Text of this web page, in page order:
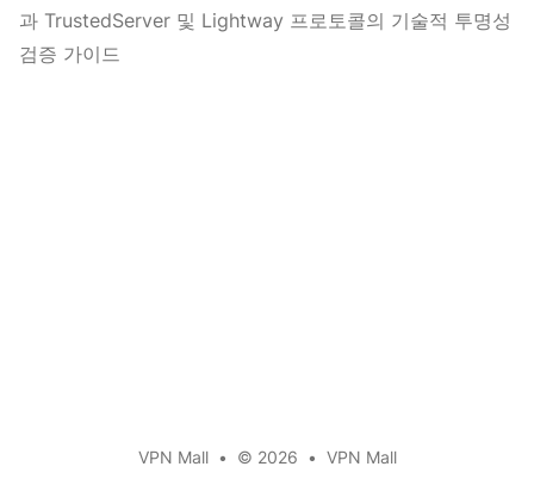
과 TrustedServer 및 Lightway 프로토콜의 기술적 투명성
검증 가이드
VPN Mall • © 2026 • VPN Mall